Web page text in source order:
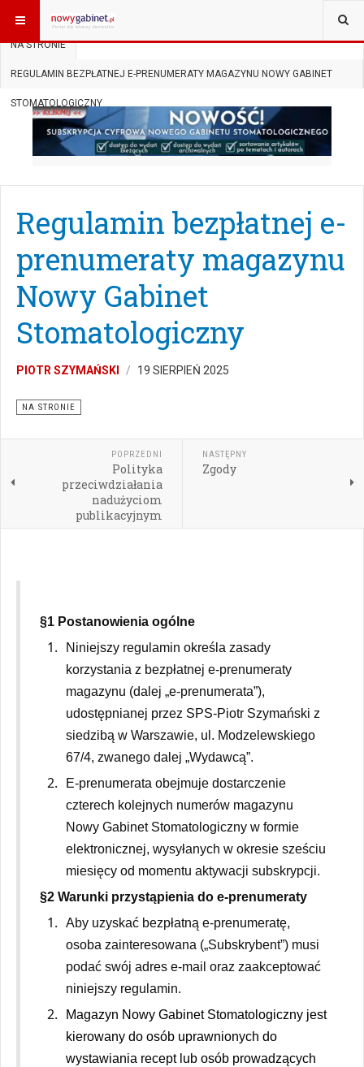
JESTEŚ TUTAJ: START
NA STRONIE
REGULAMIN BEZPŁATNEJ E-PRENUMERATY MAGAZYNU NOWY GABINET
STOMATOLOGICZNY
Regulamin bezpłatnej e-
prenumeraty magazynu
Nowy Gabinet
Stomatologiczny
PIOTR SZYMAŃSKI 19 SIERPIEŃ 2025
NA STRONIE
POPRZEDNI
Polityka
przeciwdziałania
nadużyciom
publikacyjnym
NASTĘPNY
Zgody
§1 Postanowienia ogólne
Niniejszy regulamin określa zasady
korzystania z bezpłatnej e-prenumeraty
magazynu (dalej „e-prenumerata”),
udostępnianej przez SPS-Piotr Szymański z
siedzibą w Warszawie, ul. Modzelewskiego
67/4, zwanego dalej „Wydawcą”.
E-prenumerata obejmuje dostarczenie
czterech kolejnych numerów magazynu
Nowy Gabinet Stomatologiczny w formie
elektronicznej, wysyłanych w okresie sześciu
miesięcy od momentu aktywacji subskrypcji.
§2 Warunki przystąpienia do e-prenumeraty
Aby uzyskać bezpłatną e-prenumeratę,
osoba zainteresowana („Subskrybent”) musi
podać swój adres e-mail oraz zaakceptować
niniejszy regulamin.
Magazyn Nowy Gabinet Stomatologiczny jest
kierowany do osób uprawnionych do
wystawiania recept lub osób prowadzących